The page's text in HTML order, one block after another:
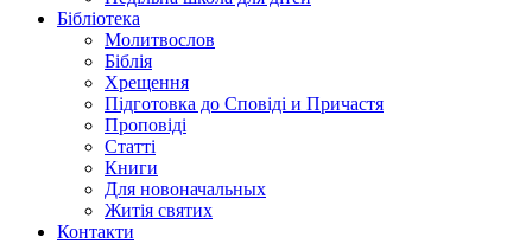
Бібліотека
Молитвослов
Біблія
Хрещення
Підготовка до Сповіді и Причастя
Проповіді
Статті
Книги
Для новоначальных
Житія святих
Контакти